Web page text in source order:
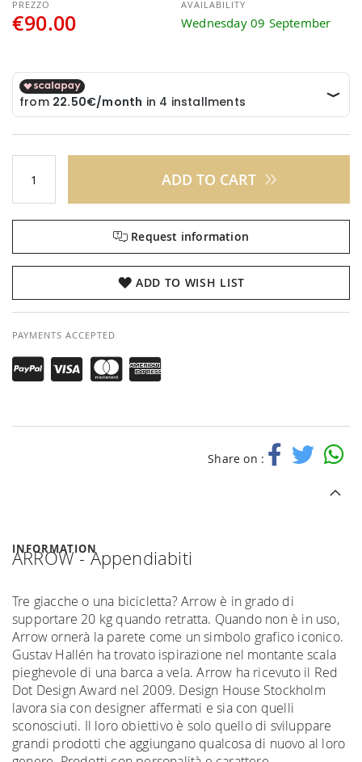
€90.00
AVAILABILITY
Wednesday 09 September
ADD TO CART
Request information
ADD TO WISH LIST
PAYMENTS ACCEPTED
Share on :
INFORMATION
ARROW - Appendiabiti
Tre giacche o una bicicletta? Arrow è in grado di
supportare 20 kg quando retratta. Quando non è in uso,
Arrow ornerà la parete come un simbolo grafico iconico.
Gustav Hallén ha trovato ispirazione nel montante scala
pieghevole di una barca a vela. Arrow ha ricevuto il Red
Dot Design Award nel 2009. Design House Stockholm
lavora sia con designer affermati e sia con quelli
sconosciuti. Il loro obiettivo è solo quello di sviluppare
grandi prodotti che aggiungano qualcosa di nuovo al loro